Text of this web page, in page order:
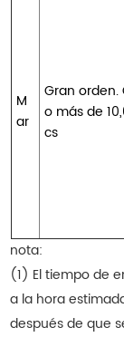
M
ar
Gran orden.
o más de
cs
nota:
(1) El tiempo de
a la hora
después de que